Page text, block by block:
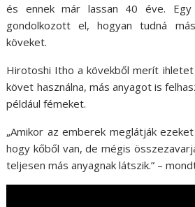
és ennek már lassan 40 éve.
gondolkozott el, hogyan tudná
köveket.
Hirotoshi Itho a kövekből merít
követ használna, más anyagot is
például fémeket.
„Amikor az emberek meglátják
hogy kőből van, de mégis
teljesen más anyagnak látszik.” –